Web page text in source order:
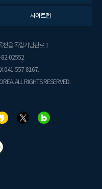
사이트맵
천읍 독립기념관로 1
82-02552
041-557-8167.
ALL RIGHTS RESERVED.